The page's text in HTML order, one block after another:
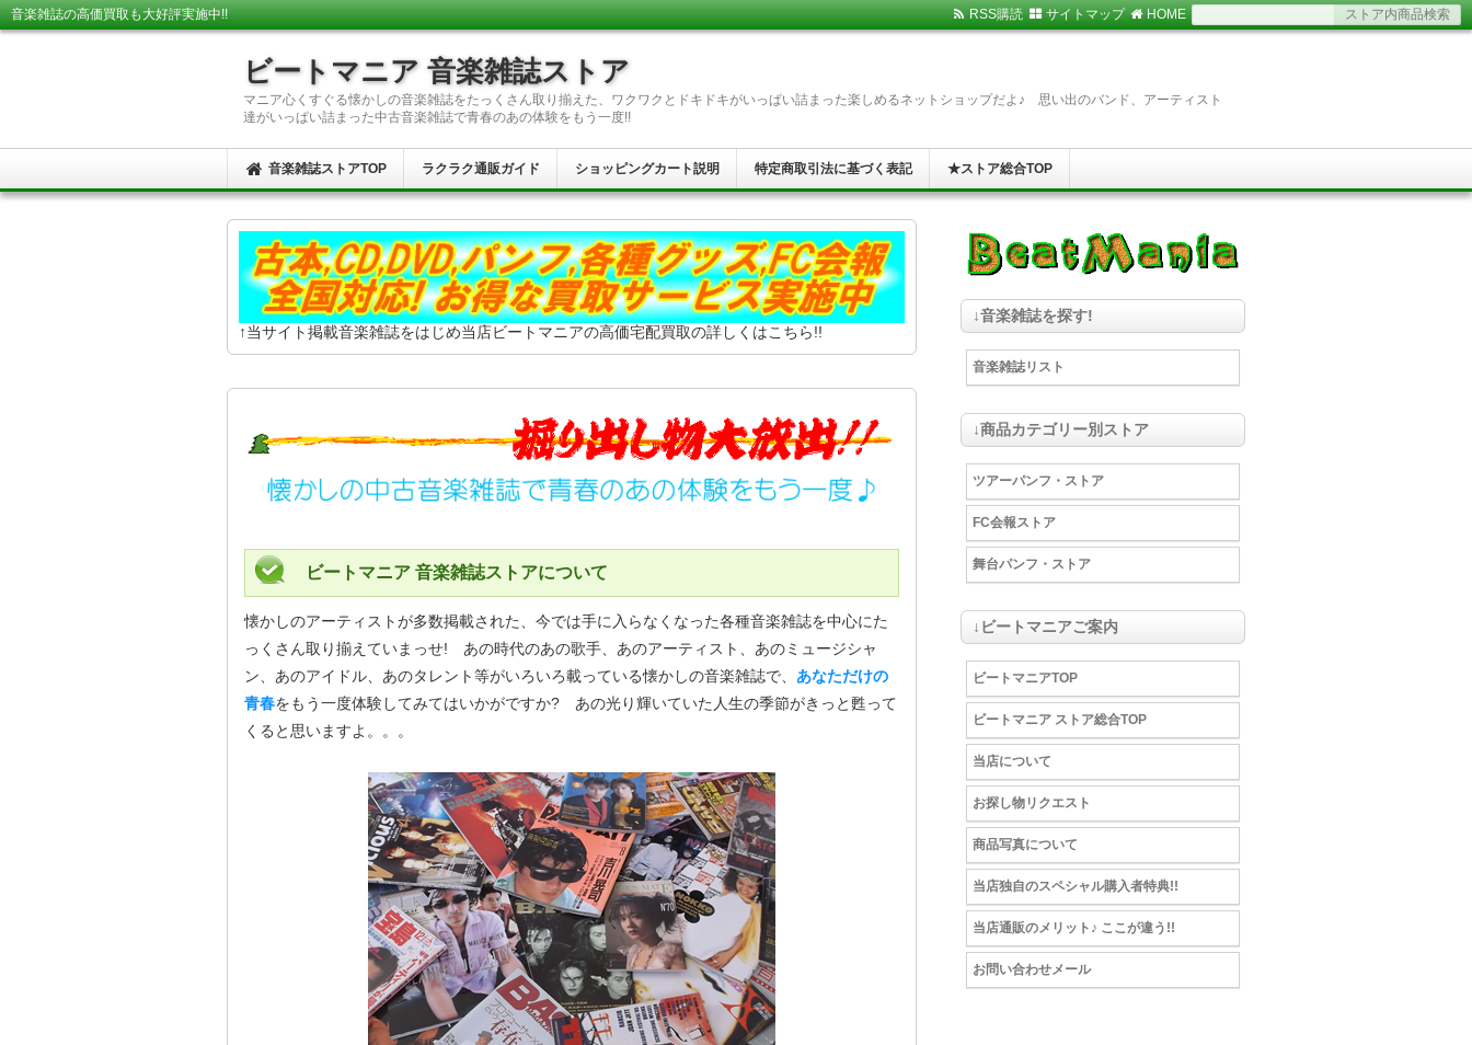
音楽雑誌の高価買取も大好評実施中!! RSS購読 サイトマップ HOME
ビートマニア 音楽雑誌ストア
マニア心くすぐる懐かしの音楽雑誌をたっくさん取り揃えた、ワクワクとドキドキがいっぱい詰まった楽しめるネットショップだよ♪ 思い出のバンド、アーティスト
達がいっぱい詰まった中古音楽雑誌で青春のあの体験をもう一度!!
音楽雑誌ストアTOP ラクラク通販ガイド ショッピングカート説明 特定商取引法に基づく表記 ★ストア総合TOP
↑当サイト掲載音楽雑誌をはじめ当店ビートマニアの高価宅配買取の詳しくはこちら!!
ビートマニア 音楽雑誌ストアについて
懐かしのアーティストが多数掲載された、今では手に入らなくなった各種音楽雑誌を中心にた
っくさん取り揃えていまっせ! あの時代のあの歌手、あのアーティスト、あのミュージシャ
ン、あのアイドル、あのタレント等がいろいろ載っている懐かしの音楽雑誌で、 あなただけの
青春をもう一度体験してみてはいかがですか? あの光り輝いていた人生の季節がきっと甦って
くると思いますよ。。。
↓音楽雑誌を探す!
音楽雑誌リスト
↓商品カテゴリー別ストア
ツアーパンフ・ストア
FC会報ストア
舞台パンフ・ストア
↓ビートマニアご案内
ビートマニアTOP
ビートマニア ストア総合TOP
当店について
お探し物リクエスト
商品写真について
当店独自のスペシャル購入者特典!!
当店通販のメリット♪ ここが違う!!
お問い合わせメール